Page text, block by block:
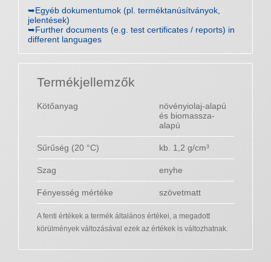
➥Egyéb dokumentumok (pl. terméktanúsítványok,
jelentések)
➥Further documents (e.g. test certificates / reports) in
different languages
Termékjellemzők
Kötőanyag
növényiolaj-alapú
és biomassza-
alapú
Sűrűség (20 °C) kb. 1,2 g/cm³
Szag enyhe
Fényesség mértéke szövetmatt
A fenti értékek a termék általános értékei, a megadott
körülmények változásával ezek az értékek is változhatnak.